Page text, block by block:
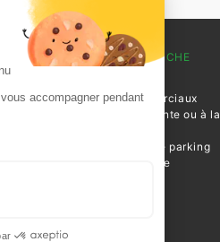
VOTRE RECHERCHE
Nos locaux commerciaux
disponibles à la vente ou à la
Louer une place de parking
Devenir propriétaire